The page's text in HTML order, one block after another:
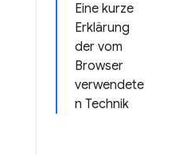
Eine kurze
Erklärung
der vom
Browser
verwendete
n Technik